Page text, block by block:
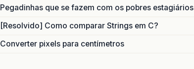
Pegadinhas que se fazem com os pobres estagiários
[Resolvido] Como comparar Strings em C?
Converter pixels para centímetros